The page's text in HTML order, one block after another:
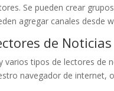
Se pueden crear
agregar canales desde
de Noticias
varios tipos de lectores de
navegador de internet,